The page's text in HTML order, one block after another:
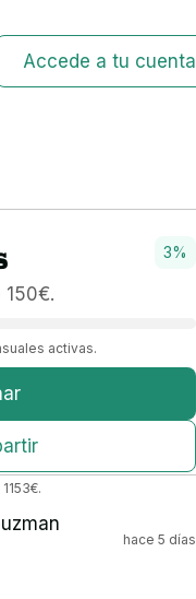
Accede a tu cuenta
150€.
3%
activas.
1153€.
hace 5 días